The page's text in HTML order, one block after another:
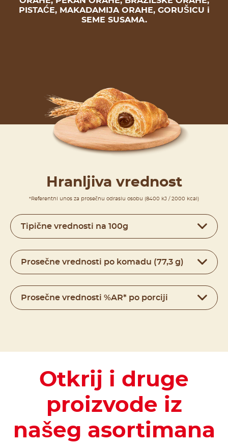
PISTAĆE, MAKADAMIJA ORAHE, GORUŠICU i
SEME SUSAMA.
Hranljiva vrednost
*Referentni unos za prosečnu odraslu osobu (8400 kJ / 2000 kcal)
Tipične vrednosti na 100g
Prosečne vrednosti po komadu (77,3 g)
Prosečne vrednosti %AR* po porciji
Otkrij i druge
proizvode iz
našeg asortimana